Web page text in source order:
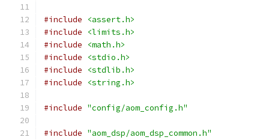
#include
<assert.h>
#include
<limits.h>
#include
<math.h>
#include
<stdio.h>
#include
<stdlib.h>
#include
<string.h>
#include "config/aom_config.h"
#include "aom_dsp/aom_dsp_common.h"